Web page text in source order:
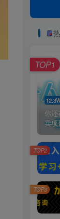
你
卖项
TOP1
TOP2
TOP3